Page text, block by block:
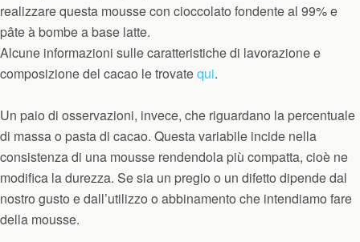
realizzare questa mousse con cioccolato fondente al 99% e
pâte à bombe a base latte.
Alcune informazioni sulle caratteristiche di lavorazione e
composizione del cacao le trovatequi.
Un paio di osservazioni, invece, che riguardano la percentuale
di massa o pasta di cacao. Questa variabile incide nella
consistenza di una mousse rendendola più compatta, cioè ne
modifica la durezza. Se sia un pregio o un difetto dipende dal
nostro gusto e dall’utilizzo o abbinamento che intendiamo fare
della mousse.